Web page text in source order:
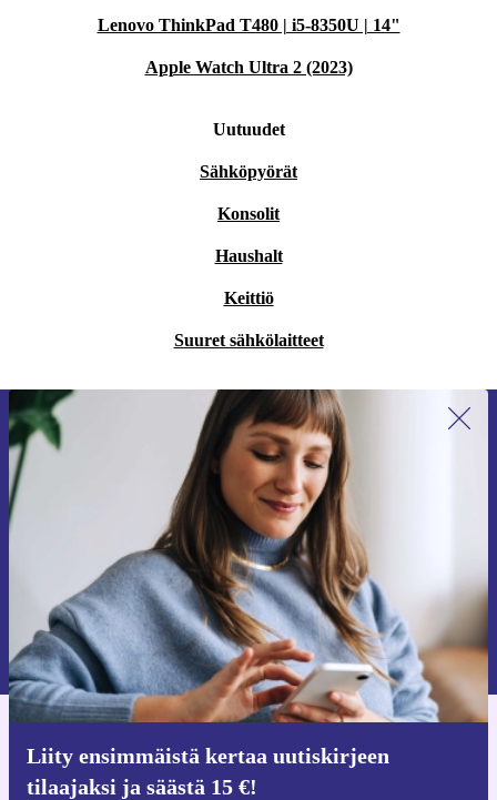
Lenovo ThinkPad T480 | i5-8350U | 14"
Apple Watch Ultra 2 (2023)
Uutuudet
Sähköpyörät
Konsolit
Haushalt
Keittiö
Suuret sähkölaitteet
Liity ensimmäistä kertaa uutiskirjeen
tilaajaksi ja säästä 15 €!
Liity ensimmäistä kertaa uutiskirjeen
tilaajaksi ja säästä 15 €!
Älä missaa enää yhtäkään tarjousta.
Pyydä etukuponki
Lisätietoja henkilötietojen käytöstä löydättietosuojaselosteestamme.
iOS:lle ja Androidille